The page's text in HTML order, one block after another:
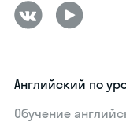
Английский по
Обучение